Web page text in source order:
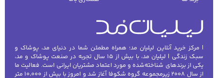
لب‌ها ایجاد می‌کنند. به سرعت خشک شده و
ماندگاری بالایی دارند، بنابراین گزینه‌ای عالی
برای روزهای طولانی هستند.
رژ لب جامد: رژ لب‌های جامد، کلاسیک و
همیشه محبوب هستند. با طیف گسترده‌ای از
| مرکز خرید آنلاین لیلیان مد؛ همراه مطمئن شما در دنیای مد، پوشاک و
سبک زندگی | لیلیان مد، با بیش از ۱۵ سال تجربه در صنعت پوشاک و مد،
یکی از برندهای شناخته‌شده و مورد اعتماد مشتریان ایرانی است. فعالیت ما
از سال ۲۰۰۸ زیرمجموعه گروه شکوفا آغاز شد و امروز با بیش از ۱۰٬۰۰۰ متر